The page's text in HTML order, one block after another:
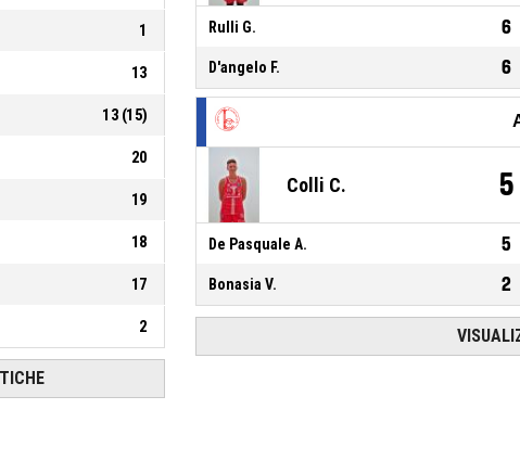
1
13
13 (15)
20
19
18
17
2
Rulli G. 6
D'angelo F. 6
Colli C. 5
De Pasquale A. 5
Bonasia V. 2